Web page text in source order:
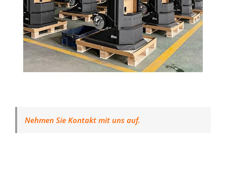
Nehmen Sie Kontakt mit uns auf.